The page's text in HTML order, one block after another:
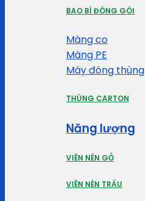
BAO BÌ ĐÓNG GÓI
Màng co
Màng PE
Máy đóng thùng
THÙNG CARTON
Năng lượng
VIÊN NÉN GỖ
VIÊN NÉN TRẤU